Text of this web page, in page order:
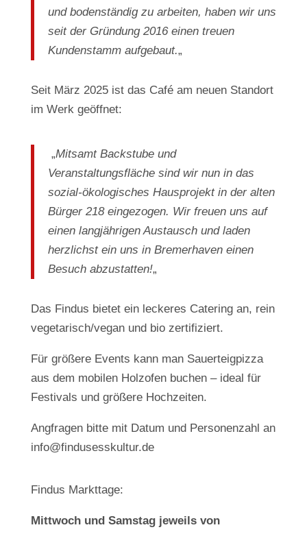
und bodenständig zu arbeiten, haben wir uns
seit der Gründung 2016 einen treuen
Kundenstamm aufgebaut.„
Seit März 2025 ist das Café am neuen Standort
im Werk geöffnet:
„Mitsamt Backstube und
Veranstaltungsfläche sind wir nun in das
sozial-ökologisches Hausprojekt in der alten
Bürger 218 eingezogen. Wir freuen uns auf
einen langjährigen Austausch und laden
herzlichst ein uns in Bremerhaven einen
Besuch abzustatten!„
Das Findus bietet ein leckeres Catering an, rein
vegetarisch/vegan und bio zertifiziert.
Für größere Events kann man Sauerteigpizza
aus dem mobilen Holzofen buchen – ideal für
Festivals und größere Hochzeiten.
Angfragen bitte mit Datum und Personenzahl an
info@findusesskultur.de
Findus Markttage:
Mittwoch und Samstag jeweils von